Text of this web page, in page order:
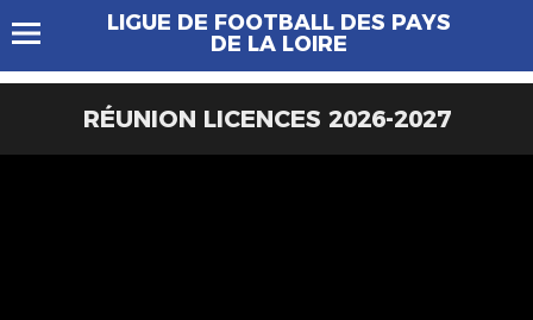
LIGUE DE FOOTBALL DES PAYS
DE LA LOIRE
RÉUNION LICENCES 2026-2027